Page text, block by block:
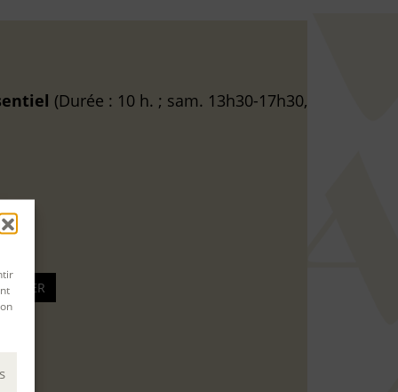
(Durée : 10 h. ; sam. 13h30-17h30,